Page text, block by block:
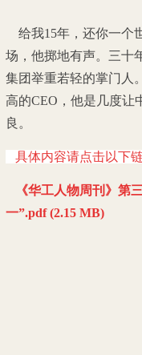
给我15年，还你一个
场，他掷地有声。三十
集团举重若轻的掌门人
高的CEO，他是几度让
良。
具体内容请点击以下
《华工人物周刊》第
一”.pdf (2.15 MB)